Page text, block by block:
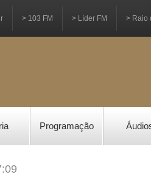
> 103 FM > Líder FM > Raio
Programação